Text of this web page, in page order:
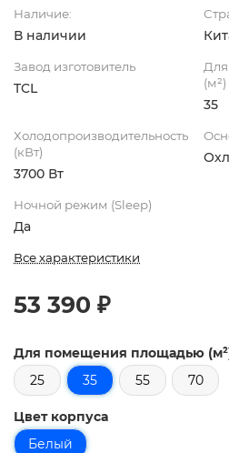
Наличие:
В наличии
Завод изготовитель
TCL
(м²)
35
Холодопроизводительность
(кВт)
3700 Вт
Ночной режим (Sleep)
Да
Все характеристики
53 390 ₽
Для помещения площадью
25
35 55 70
Цвет корпуса
Белый